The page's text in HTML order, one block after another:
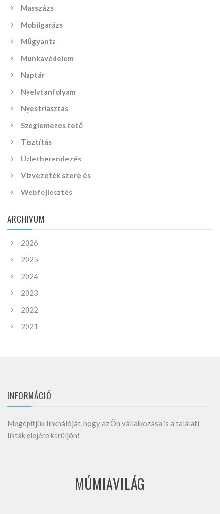
Masszázs
Mobilgarázs
Műgyanta
Munkavédelem
Naptár
Nyelvtanfolyam
Nyestriasztás
Szeglemezes tető
Tisztítás
Üzletberendezés
Vízvezeték szerelés
Webfejlesztés
ARCHIVUM
2026
2025
2024
2023
2022
2021
INFORMÁCIÓ
Megépítjük linkhálóját, hogy az Ön vállalkozása is a találati
listák elejére kerüljön!
MÚMIAVILÁG